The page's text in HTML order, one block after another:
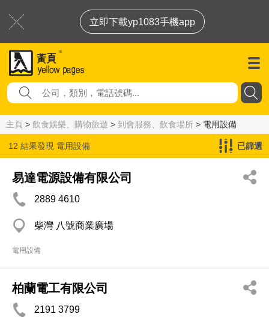
立即下載yp1083手機app
主頁 > 飲食娛樂、購物旅遊 > 到會服務、飲食場所 > 電用設備
12 結果發現 電用設備 已篩選
易達電源設備有限公司
2889 4610
柴灣 八號商業廣場
電用設備
柏蘭電工有限公司
2191 3799